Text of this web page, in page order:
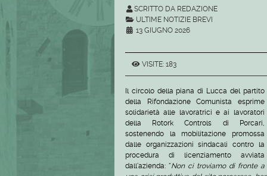
SCRITTO DA REDAZIONE
ULTIME NOTIZIE BREVI
13 GIUGNO 2026
VISITE: 183
Il circolo della piana di Lucca del partito
della Rifondazione Comunista esprime
solidarietà alle lavoratrici e ai lavoratori
della Rotork Controls di Porcari,
sostenendo la mobilitazione promossa
dalle organizzazioni sindacali contro la
procedura di licenziamento avviata
dall'azienda: “Non ci troviamo di fronte a